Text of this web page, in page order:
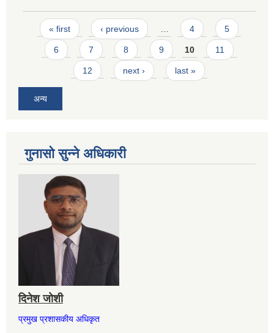
Pages
« first ‹ previous 4 5
6 7 8 9 10 11
12 next › last »
अन्य
गुनासो सुन्ने अधिकारी
दिनेश जोशी
प्रमुख प्रशासकीय अधिकृत